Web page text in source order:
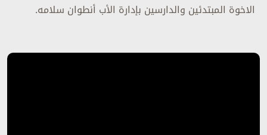
الاخوة المبتدئين والدارسين بإدارة الأب أنطوان سلامه.